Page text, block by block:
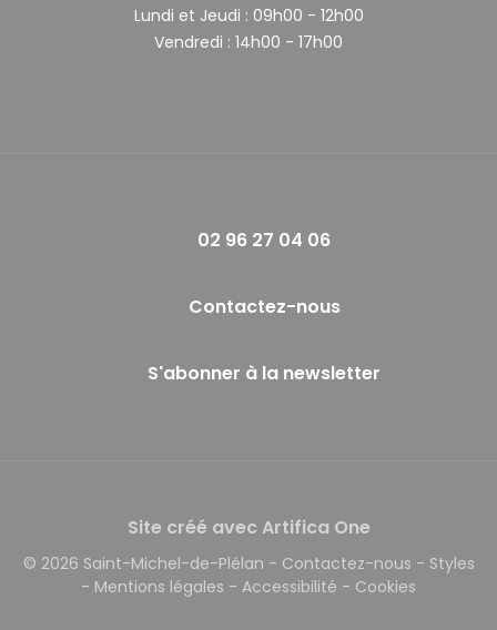
Lundi et Jeudi : 09h00 - 12h00
Vendredi : 14h00 - 17h00
02 96 27 04 06
Contactez-nous
S'abonner à la newsletter
Site créé avec Artifica One
© 2026 Saint-Michel-de-Plélan - Contactez-nous - Styles
- Mentions légales - Accessibilité - Cookies